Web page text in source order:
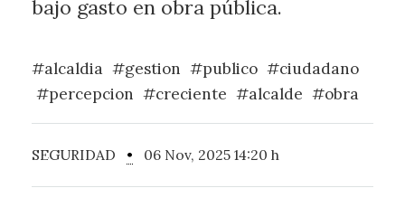
bajo gasto en obra pública.
#alcaldia #gestion #publico #ciudadano
#percepcion #creciente #alcalde #obra
SEGURIDAD • 06 Nov, 2025 14:20 h